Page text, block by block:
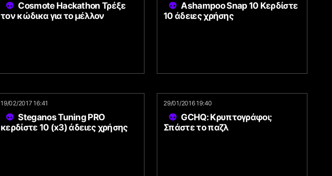
Cosmote Hackathon Τρέξε
τον κώδικα για το μέλλον
Ashampoo Snap 10 Κερδίστε
10 άδειες χρήσης
19/02/2017 16:41
Steganos Tuning PRO
κερδίστε 10 (x3) άδειες χρήσης
29/01/2016 19:40
GCHQ: Κρυπτογράφοι;
Σπάστε το παζλ